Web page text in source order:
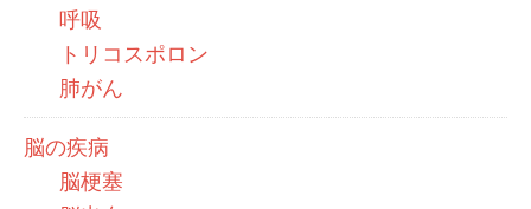
呼吸
トリコスポロン
肺がん
脳の疾病
脳梗塞